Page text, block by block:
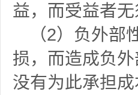
益，而受益者无
（2）负外部
损，而造成负
没有为此承担成